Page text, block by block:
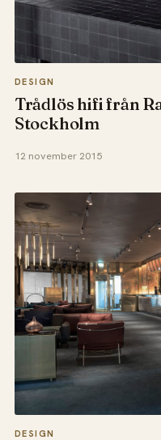
DESIGN
Trådlös hifi från
Stockholm
12 november 2015
DESIGN